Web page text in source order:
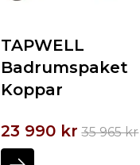
TAPWELL
Badrumspaket
Koppar
23 990 kr 35 965 kr